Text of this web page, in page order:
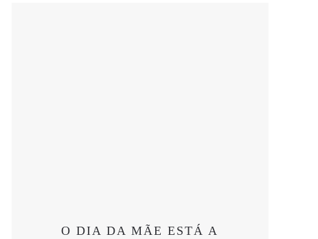
O DIA DA MÃE ESTÁ A